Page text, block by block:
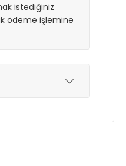
istediğiniz
ödeme işlemine